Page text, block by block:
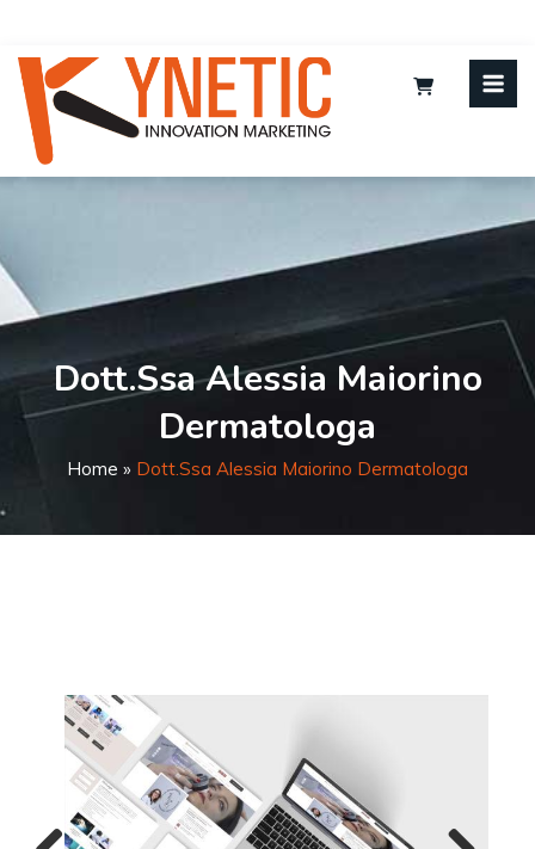
Dott.ssa Alessia Maiorino
Dermatologa
Home » Dott.ssa Alessia Maiorino Dermatologa